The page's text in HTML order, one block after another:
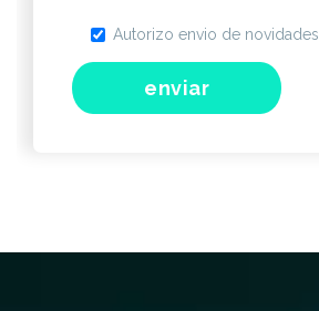
Autorizo envio de novidades